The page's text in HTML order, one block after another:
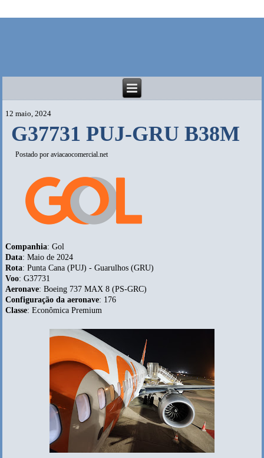
12 maio, 2024
G37731 PUJ-GRU B38M
Postado poraviacaocomercial.net
Companhia: Gol
Data: Maio de 2024
Rota: Punta Cana (PUJ) - Guarulhos (GRU)
Voo: G37731
Aeronave: Boeing 737 MAX 8 (PS-GRC)
Configuração da aeronave: 176
Classe: Econômica Premium